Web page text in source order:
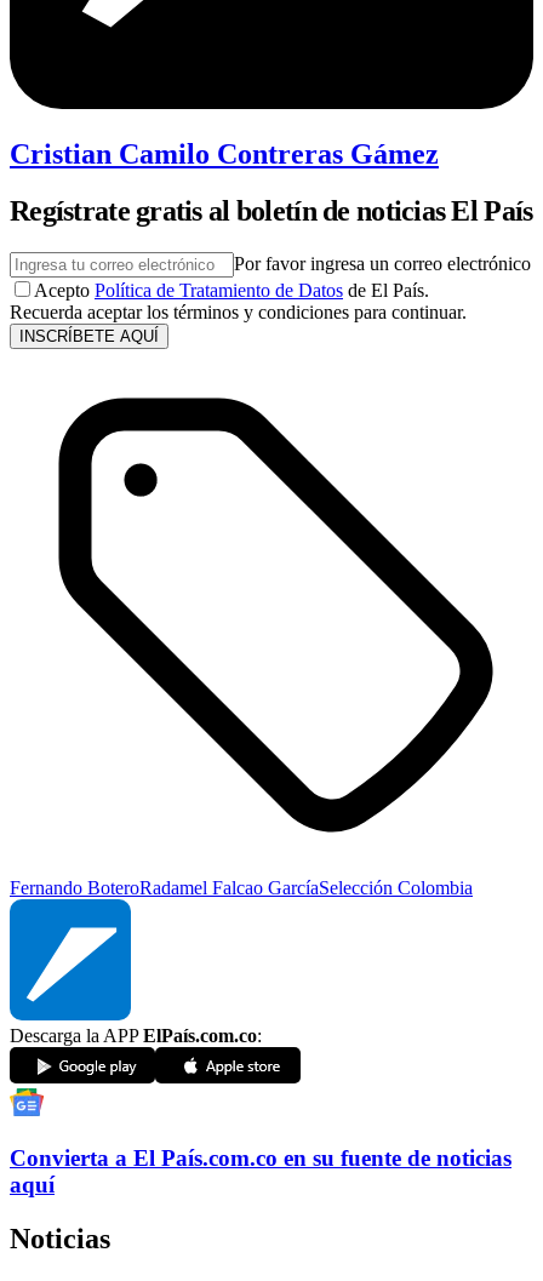
Cristian Camilo Contreras Gámez
Regístrate gratis al boletín de noticias El País
Por favor ingresa un correo electrónico
Acepto Política de Tratamiento de Datos de El País.
Recuerda aceptar los términos y condiciones para continuar.
INSCRÍBETE AQUÍ
Fernando BoteroRadamel Falcao GarcíaSelección Colombia
Descarga la APPElPaís.com.co:
Convierta a El País.com.co en su fuente de noticias
aquí
Noticias